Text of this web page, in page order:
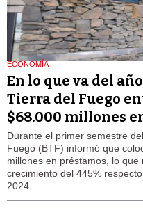
ECONOMÍA
En lo que va del
Tierra del Fuego
$68.000 millones
Durante el primer semestre
Fuego (BTF) informó que
millones en préstamos, lo que
crecimiento del 445%
2024.